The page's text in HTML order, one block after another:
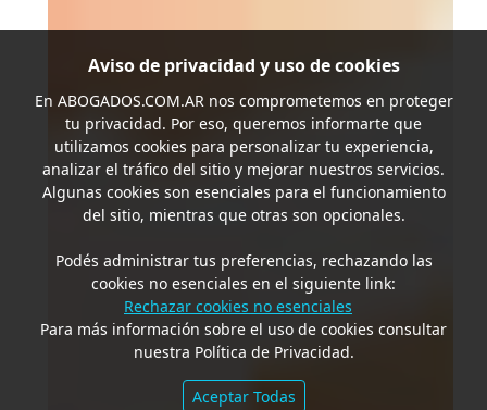
Aviso de privacidad y uso de cookies
En ABOGADOS.COM.ARnos comprometemos en proteger
tu privacidad. Por eso, queremos informarte que
utilizamos cookies para personalizar tu experiencia,
analizar el tráfico del sitio y mejorar nuestros servicios.
Algunas cookies son esenciales para el funcionamiento
del sitio, mientras que otras son opcionales.
Podés administrar tus preferencias, rechazando las
cookies no esenciales en el siguiente link:
Rechazar cookies no esenciales
Para más información sobre el uso de cookies consultar
nuestra Política de Privacidad.
Aceptar Todas